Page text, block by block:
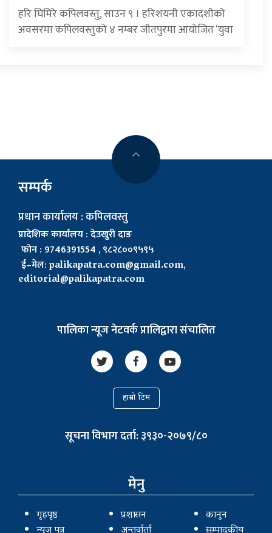
हरि घिमिरे कपिलवस्तु, साउन ९ । हरिशयनी एकादशीको
अवसरमा कपिलवस्तुको ४ नम्बर जीतपुरमा आयोजित ‘युवा
सम्पर्क
प्रधान कार्यालय : कपिलवस्तु
प्रादेशिक कार्यालय : देउखुरी दाङ
फोन : 9746391554 , ९८२८००९५९५
ई–मेल:palikapatra.com@gmail.com,
editorial@palikapatra.com
पालिका न्यूज नेटवर्क प्रालिद्वारा संचालित
हाम्रो टिम
सूचना विभाग दर्ता: ३९३०-२०७९/८०
मेनु
गृहपृष्ठ
प्रशासन
कानुन